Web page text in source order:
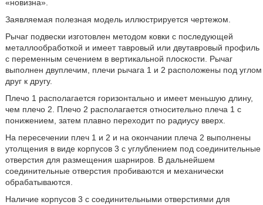
«новизна».
Заявляемая полезная модель иллюстрируется чертежом.
Рычаг подвески изготовлен методом ковки с последующей
металлообработкой и имеет тавровый или двутавровый профиль
с переменным сечением в вертикальной плоскости. Рычаг
выполнен двуплечим, плечи рычага 1 и 2 расположены под углом
друг к другу.
Плечо 1 располагается горизонтально и имеет меньшую длину,
чем плечо 2. Плечо 2 располагается относительно плеча 1 с
понижением, затем плавно переходит по радиусу вверх.
На пересечении плеч 1 и 2 и на окончании плеча 2 выполнены
утолщения в виде корпусов 3 с углублением под соединительные
отверстия для размещения шарниров. В дальнейшем
соединительные отверстия пробиваются и механически
обрабатываются.
Наличие корпусов 3 с соединительными отверстиями для